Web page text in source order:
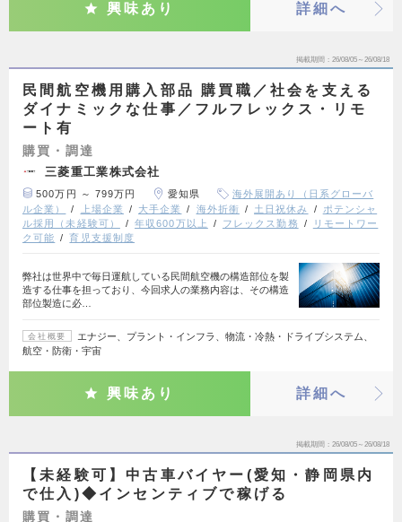
興味あり 詳細へ
掲載期間 26/08/05～26/08/18
民間航空機用購入部品 購買職／社会を支える
ダイナミックな仕事／フルフレックス・リモ
ート有
購買・調達
三菱重工業株式会社
500万円 ～ 799万円 愛知県
海外展開あり（日系グローバ
ル企業）
上場企業 大手企業 海外折衝 土日祝休み
ポテンシャ
ル採用（未経験可）
年収600万以上 フレックス勤務
リモートワー
ク可能
育児支援制度
弊社は世界中で毎日運航している民間航空機の構造部位を製
造する仕事を担っており、今回求人の業務内容は、その構造
部位製造に必…
会社概要
エナジー、プラント・インフラ、物流・冷熱・ドライブシステム、
航空・防衛・宇宙
興味あり 詳細へ
掲載期間 26/08/05～26/08/18
【未経験可】中古車バイヤー(愛知・静岡県内
で仕入)◆インセンティブで稼げる
購買・調達